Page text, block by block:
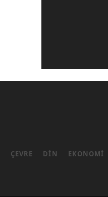
ÇEVRE DIN EKONOMI